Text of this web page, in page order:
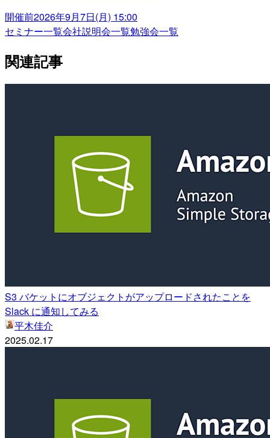
開催前2026年9月7日(月) 15:00
セミナー一覧会社説明会一覧勉強会一覧
関連記事
S3 バケットにオブジェクトがアップロードされたことを
Slack に通知してみる
平木佳介
2025.02.17